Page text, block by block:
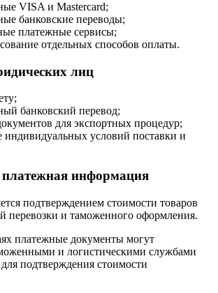
VISA и Mastercard;
банковские переводы;
платежные сервисы;
отдельных способов оплаты.
лиц
банковский перевод;
для экспортных процедур;
индивидуальных условий поставки и
информация
подтверждением стоимости товаров
перевозки и таможенного оформления.
платежные документы могут
и логистическими службами
подтверждения стоимости